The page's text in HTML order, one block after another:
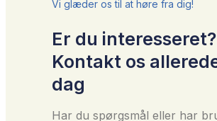
Vi glæder os til at høre fra dig!
Er du interesseret?
Kontakt os
dag
Har du spørgsmål eller har